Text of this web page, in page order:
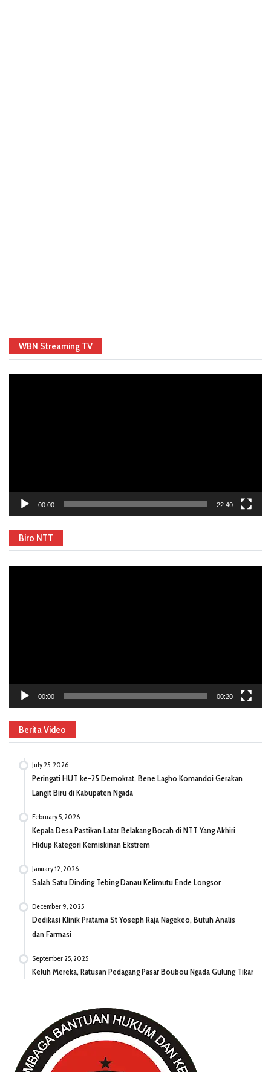
WBN Streaming TV
00:00 22:40
Biro NTT
00:00 00:20
Berita Video
July 25, 2026
Peringati HUT ke-25 Demokrat, Bene Lagho Komandoi Gerakan
Langit Biru di Kabupaten Ngada
February 5, 2026
Kepala Desa Pastikan Latar Belakang Bocah di NTT Yang Akhiri
Hidup Kategori Kemiskinan Ekstrem
January 12, 2026
Salah Satu Dinding Tebing Danau Kelimutu Ende Longsor
December 9, 2025
Dedikasi Klinik Pratama St Yoseph Raja Nagekeo, Butuh Analis
dan Farmasi
September 25, 2025
Keluh Mereka, Ratusan Pedagang Pasar Boubou Ngada Gulung Tikar